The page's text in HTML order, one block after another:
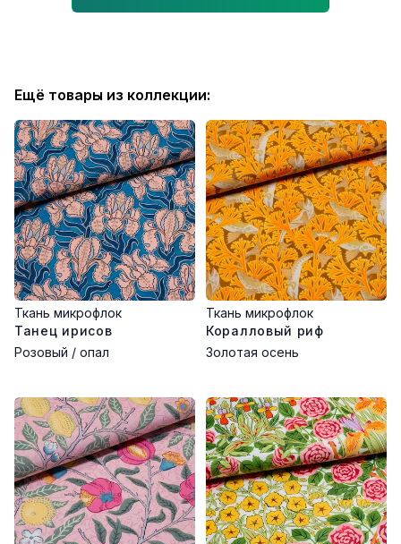
Ещё товары из коллекции:
Ткань микрофлок
Танец ирисов
Розовый / опал
Ткань микрофлок
Коралловый риф
Золотая осень